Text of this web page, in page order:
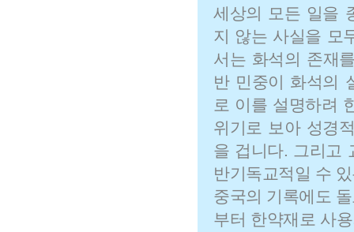
세상의 모든 일을
지 않는 사실을 모
서는 화석의 존재
반 민중이 화석의
로 이를 설명하려
위기로 보아 성경
을 겁니다. 그리고
반기독교적일 수
중국의 기록에도
부터 한약재로 사